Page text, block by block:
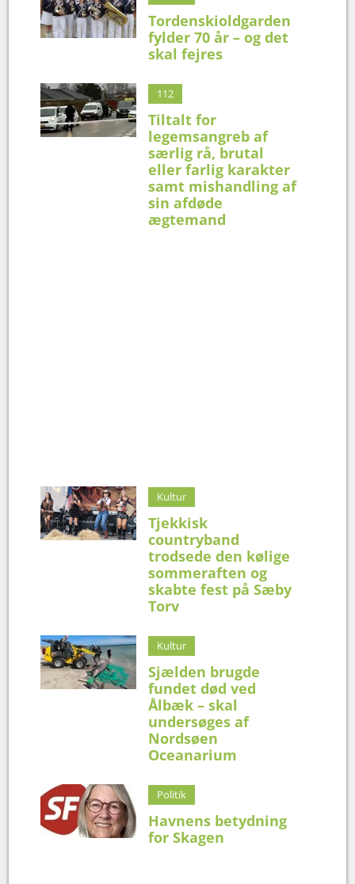
Tordenskioldgarden
fylder 70 år – og det
skal fejres
112
Tiltalt for
legemsangreb af
særlig rå, brutal
eller farlig karakter
samt mishandling af
sin afdøde
ægtemand
Kultur
Tjekkisk
countryband
trodsede den kølige
sommeraften og
skabte fest på Sæby
Torv
Kultur
Sjælden brugde
fundet død ved
Ålbæk – skal
undersøges af
Nordsøen
Oceanarium
Politik
Havnens betydning
for Skagen